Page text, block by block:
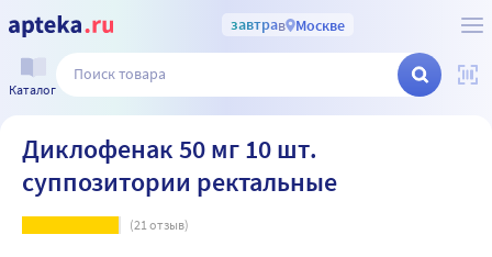
завтрав Москве
Каталог
Диклофенак 50 мг 10 шт.
суппозитории ректальные
(21отзыв)